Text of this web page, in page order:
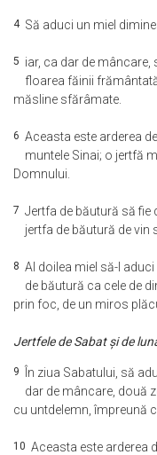
4 Să aduci un miel
5 iar, ca dar de mâncare,
floarea făinii
măsline sfărâmate.
6 Aceasta este arderea
muntele Sinai; o jertfă
Domnului.
7 Jertfa de băutură să fie
jertfa de băutură de vin
8 Al doilea miel să-l
de băutură ca cele de
prin foc, de un miros
Jertfele de Sabat şi de
9
În ziua Sabatului, să
dar de mâncare, două
cu untdelemn, împreună
10 Aceasta este arderea